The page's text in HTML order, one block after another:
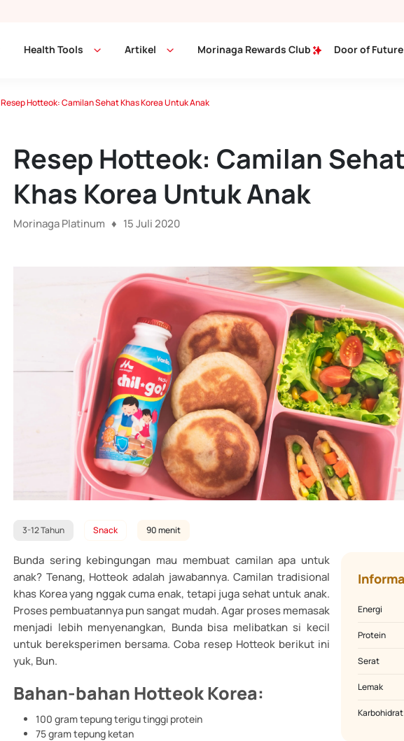
Health Tools Artikel Morinaga Rewards Club Door of Future
Resep Hotteok: Camilan Sehat Khas Korea Untuk Anak
Resep Hotteok: Camilan Sehat
Khas Korea Untuk Anak
Morinaga Platinum ♦ 15 Juli 2020
3-12 Tahun Snack 90 menit
Energi
Protein
Serat
Lemak
Karbohidrat
Bunda sering kebingungan mau membuat camilan apa untuk
anak? Tenang, Hotteok adalah jawabannya. Camilan tradisional
khas Korea yang nggak cuma enak, tetapi juga sehat untuk anak.
Proses pembuatannya pun sangat mudah. Agar proses memasak
menjadi lebih menyenangkan, Bunda bisa melibatkan si kecil
untuk bereksperimen bersama. Coba resep Hotteok berikut ini
yuk, Bun.
Bahan-bahan Hotteok Korea:
100 gram tepung terigu tinggi protein
75 gram tepung ketan